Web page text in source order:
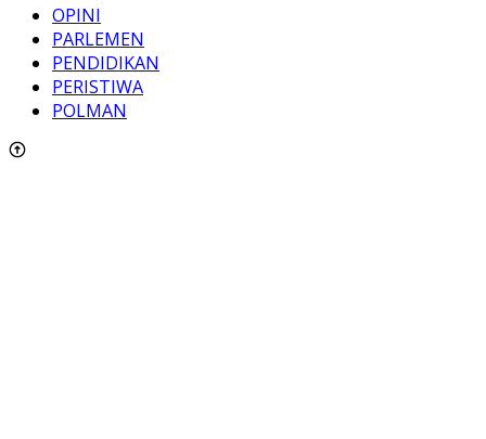
OPINI
PARLEMEN
PENDIDIKAN
PERISTIWA
POLMAN